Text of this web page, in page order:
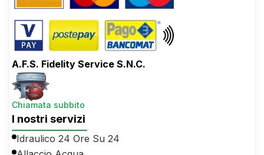
A.F.S. Fidelity Service S.N.C.
Chiamata subbito
I nostri servizi
Idraulico 24 Ore Su 24